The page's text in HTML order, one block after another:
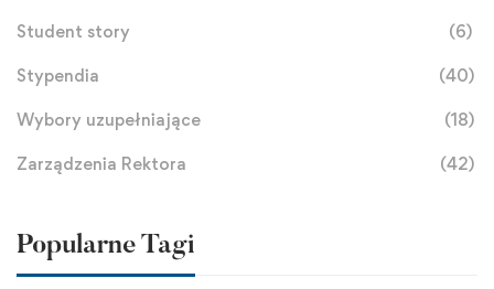
Student story (6)
Stypendia (40)
Wybory uzupełniające (18)
Zarządzenia Rektora (42)
Popularne Tagi